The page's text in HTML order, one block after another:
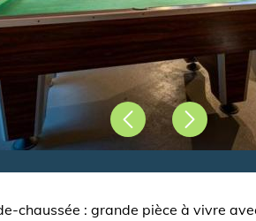
PrécédentSuivant
chaussée : grande pièce à vivre